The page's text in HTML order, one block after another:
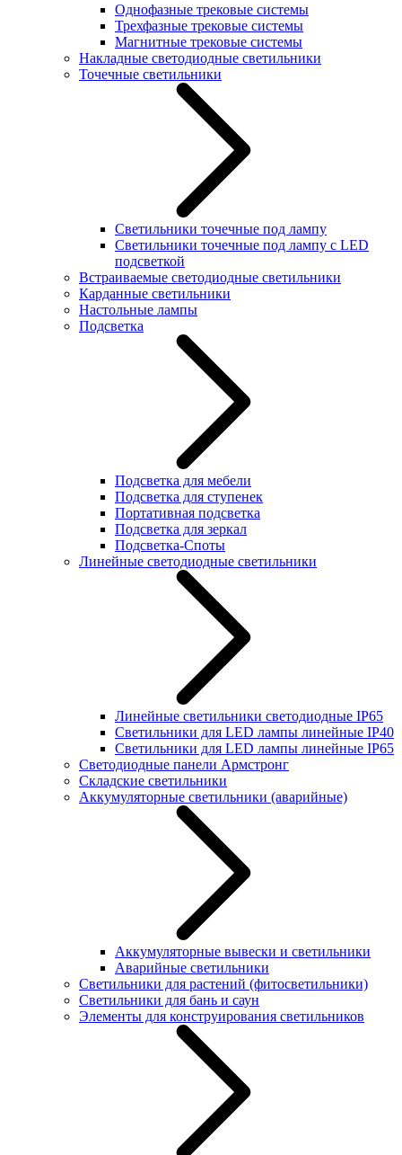
Однофазные трековые системы
Трехфазные трековые системы
Магнитные трековые системы
Накладные светодиодные светильники
Точечные светильники
Светильники точечные под лампу
Светильники точечные под лампу с LED
подсветкой
Встраиваемые светодиодные светильники
Карданные светильники
Настольные лампы
Подсветка
Подсветка для мебели
Подсветка для ступенек
Портативная подсветка
Подсветка для зеркал
Подсветка-Споты
Линейные светодиодные светильники
Линейные светильники светодиодные IP65
Светильники для LED лампы линейные IP40
Светильники для LED лампы линейные IP65
Светодиодные панели Армстронг
Складские светильники
Аккумуляторные светильники (аварийные)
Аккумуляторные вывески и светильники
Аварийные светильники
Светильники для растений (фитосветильники)
Светильники для бань и саун
Элементы для конструирования светильников